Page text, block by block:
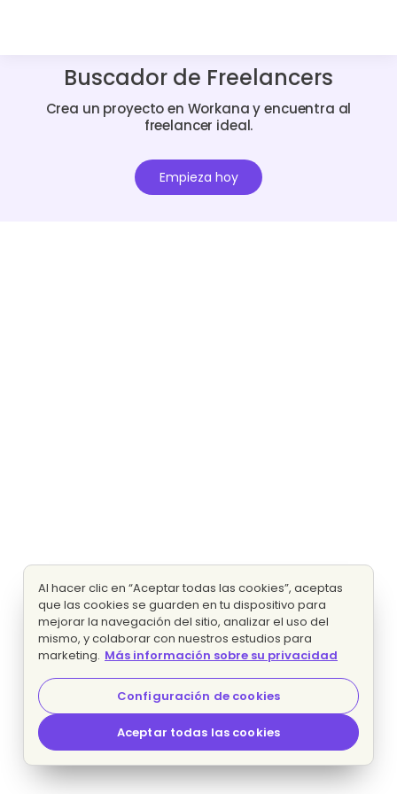
Buscador de Freelancers
Crea un proyecto en Workana y encuentra al
freelancer ideal.
Empieza hoy
Al hacer clic en “Aceptar todas las cookies”, aceptas
que las cookies se guarden en tu dispositivo para
mejorar la navegación del sitio, analizar el uso del
mismo, y colaborar con nuestros estudios para
marketing. Más información sobre su privacidad
Configuración de cookies
Aceptar todas las cookies